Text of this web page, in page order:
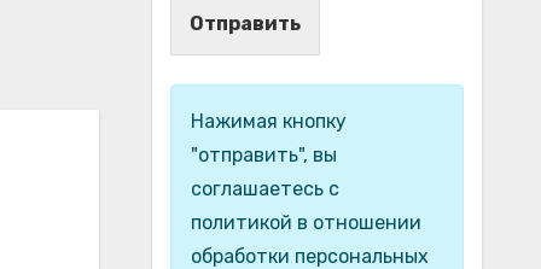
Отправить
Нажимая кнопку
"отправить", вы
соглашаетесь с
политикой в отношении
обработки персональных